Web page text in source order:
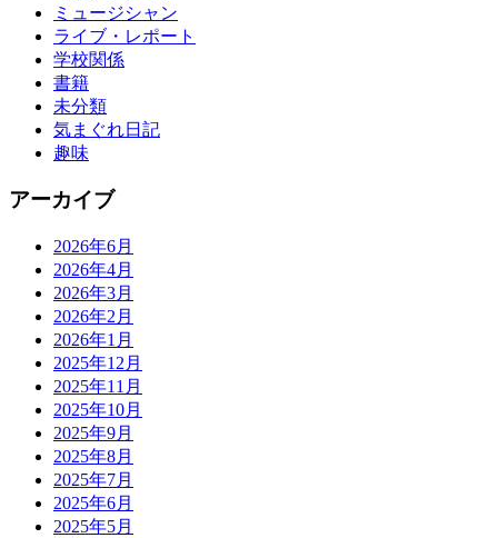
ミュージシャン
ライブ・レポート
学校関係
書籍
未分類
気まぐれ日記
趣味
アーカイブ
2026年6月
2026年4月
2026年3月
2026年2月
2026年1月
2025年12月
2025年11月
2025年10月
2025年9月
2025年8月
2025年7月
2025年6月
2025年5月